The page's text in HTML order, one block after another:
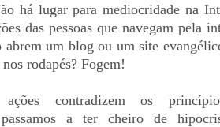
há lugar para mediocridade na
das pessoas que navegam pela
abrem um blog ou um site
rodapés? Fogem!
ações contradizem os
passamos a ter cheiro de